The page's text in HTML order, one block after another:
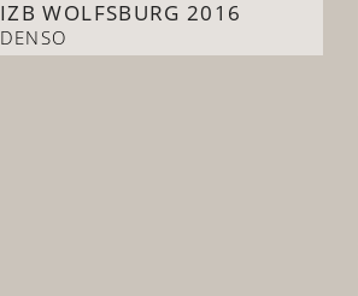
IZB WOLFSBURG 2016
DENSO